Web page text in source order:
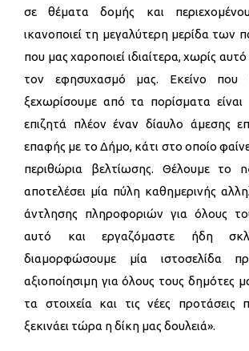
σε θέματα δομής και
ικανοποιεί τη μεγαλύτερη μερίδα των
που μας χαροποιεί ιδιαίτερα, χωρίς
τον εφησυχασμό μας. Εκείνο που
ξεχωρίσουμε από τα πορίσματα
επιζητά πλέον έναν δίαυλο άμεσης
επαφής με το Δήμο, κάτι στο οποίο
περιθώρια βελτίωσης. Θέλουμε το
αποτελέσει μία πύλη καθημερινής
άντλησης πληροφοριών για όλους
αυτό και εργαζόμαστε ήδη
διαμορφώσουμε μία ιστοσελίδα
αξιοποίησιμη για όλους τους δημότες
τα στοιχεία και τις νέες προτάσεις
ξεκινάει τώρα η δίκη μας δουλειά».